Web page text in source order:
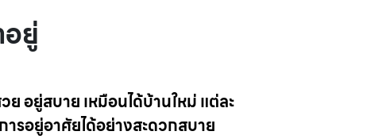
ยู่
ย อยู่สบาย เหมือนได้บ้านใหม่ แต่ละ
รอยู่อาศัยได้อย่างสะดวกสบาย